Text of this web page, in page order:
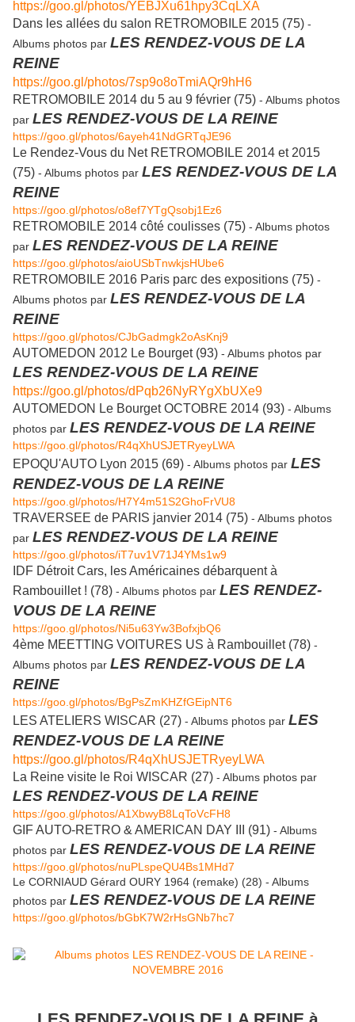
https://goo.gl/photos/YEBJXu61hpy3CqLXA
Dans les allées du salon RETROMOBILE 2015 (75) -
Albums photos par LES RENDEZ-VOUS DE LA
REINE
https://goo.gl/photos/7sp9o8oTmiAQr9hH6
RETROMOBILE 2014 du 5 au 9 février (75) - Albums photos
par LES RENDEZ-VOUS DE LA REINE
https://goo.gl/photos/6ayeh41NdGRTqJE96
Le Rendez-Vous du Net RETROMOBILE 2014 et 2015
(75) - Albums photos par LES RENDEZ-VOUS DE LA
REINE
https://goo.gl/photos/o8ef7YTgQsobj1Ez6
RETROMOBILE 2014 côté coulisses (75) - Albums photos
par LES RENDEZ-VOUS DE LA REINE
https://goo.gl/photos/aioUSbTnwkjsHUbe6
RETROMOBILE 2016 Paris parc des expositions (75) -
Albums photos par LES RENDEZ-VOUS DE LA
REINE
https://goo.gl/photos/CJbGadmgk2oAsKnj9
AUTOMEDON 2012 Le Bourget (93) - Albums photos par
LES RENDEZ-VOUS DE LA REINE
https://goo.gl/photos/dPqb26NyRYgXbUXe9
AUTOMEDON Le Bourget OCTOBRE 2014 (93) - Albums
photos par LES RENDEZ-VOUS DE LA REINE
https://goo.gl/photos/R4qXhUSJETRyeyLWA
EPOQU'AUTO Lyon 2015 (69) - Albums photos par LES
RENDEZ-VOUS DE LA REINE
https://goo.gl/photos/H7Y4m51S2GhoFrVU8
TRAVERSEE de PARIS janvier 2014 (75) - Albums photos
par LES RENDEZ-VOUS DE LA REINE
https://goo.gl/photos/iT7uv1V71J4YMs1w9
IDF Détroit Cars, les Américaines débarquent à
Rambouillet ! (78) - Albums photos par LES RENDEZ-
VOUS DE LA REINE
https://goo.gl/photos/Ni5u63Yw3BofxjbQ6
4ème MEETTING VOITURES US à Rambouillet (78) -
Albums photos par LES RENDEZ-VOUS DE LA
REINE
https://goo.gl/photos/BgPsZmKHZfGEipNT6
LES ATELIERS WISCAR (27) - Albums photos par LES
RENDEZ-VOUS DE LA REINE
https://goo.gl/photos/R4qXhUSJETRyeyLWA
La Reine visite le Roi WISCAR (27) - Albums photos par
LES RENDEZ-VOUS DE LA REINE
https://goo.gl/photos/A1XbwyB8LqToVcFH8
GIF AUTO-RETRO & AMERICAN DAY III (91) - Albums
photos par LES RENDEZ-VOUS DE LA REINE
https://goo.gl/photos/nuPLspeQU4Bs1MHd7
Le CORNIAUD Gérard OURY 1964 (remake) (28) - Albums
photos par LES RENDEZ-VOUS DE LA REINE
https://goo.gl/photos/bGbK7W2rHsGNb7hc7